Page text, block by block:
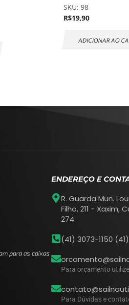
SKU: 98
R$19,90
ADICIONAR AO
para as caixas
ENDEREÇO E
R. Guarda Mun.
Filho, 211 - Xaxim,
274
(41) 3073-1150
Para orçamento
Para Dúvidas e